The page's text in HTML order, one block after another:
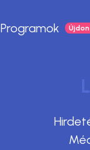
Programok